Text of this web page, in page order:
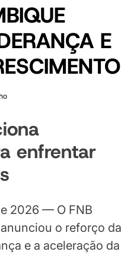
E
enfrentar
2026 — O FNB
o reforço da
e a aceleração da